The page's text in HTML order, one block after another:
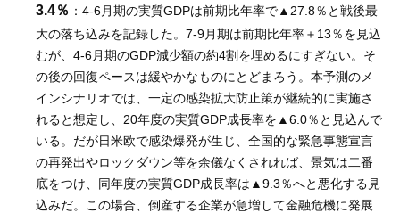
3.4％ ：4-6月期の実質GDPは前期比年率で▲27.8％と戦後最
大の落ち込みを記録した。7-9月期は前期比年率＋13％を見込
むが、4-6月期のGDP減少額の約4割を埋めるにすぎない。そ
の後の回復ペースは緩やかなものにとどまろう。本予測のメ
インシナリオでは、一定の感染拡大防止策が継続的に実施さ
れると想定し、20年度の実質GDP成長率を▲6.0％と見込んで
いる。だが日米欧で感染爆発が生じ、全国的な緊急事態宣言
の再発出やロックダウン等を余儀なくされれば、景気は二番
底をつけ、同年度の実質GDP成長率は▲9.3％へと悪化する見
込みだ。この場合、倒産する企業が急増して金融危機に発展